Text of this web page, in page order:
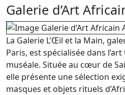
Galerie d’Art
La Galerie L’Œil et la Main,
Paris, est spécialisée dans
muséale. Située au cœur de
elle présente une sélection
masques et objets rituels